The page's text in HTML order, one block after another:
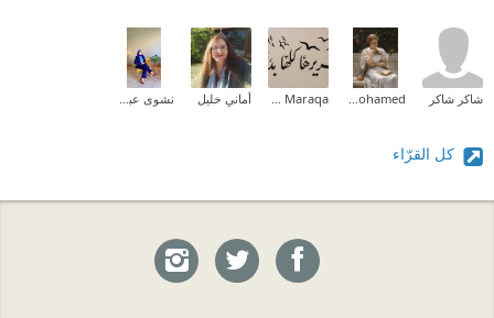
شاكر شاكر Aliaa Mohamed
Zeina M.I Maraqa أماني خليل نشوى عبدالمقصود
كل القرّاء